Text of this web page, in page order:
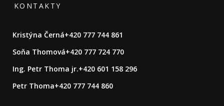
KONTAKTY
Kristýna Černá+420 777 744 861
Soňa Thomová+420 777 724 770
Ing. Petr Thoma jr.+420 601 158 296
Petr Thoma+420 777 744 860